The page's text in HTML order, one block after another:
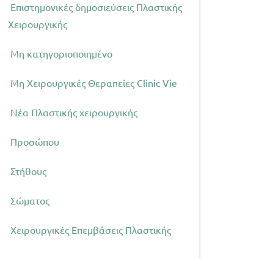
Επιστημονικές δημοσιεύσεις Πλαστικής
Χειρουργικής
Μη κατηγοριοποιημένο
Μη Χειρουργικές Θεραπείες Clinic Vie
Νέα Πλαστικής χειρουργικής
Προσώπου
Στήθους
Σώματος
Χειρουργικές Επεμβάσεις Πλαστικής